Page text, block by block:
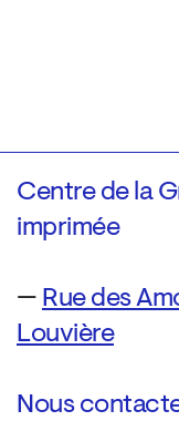
Centre de la
imprimée
— Rue des
Louvière
Nous